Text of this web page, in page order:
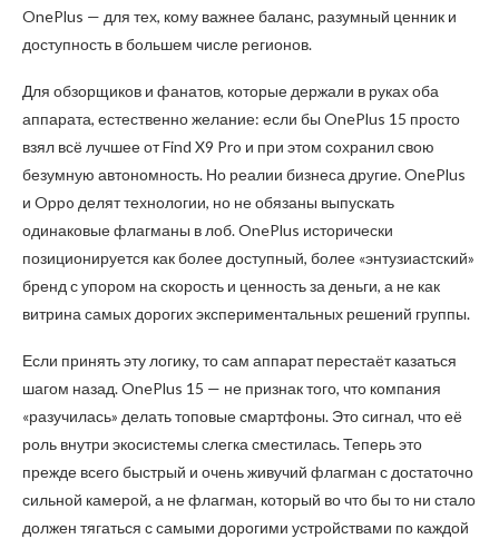
OnePlus — для тех, кому важнее баланс, разумный ценник и
доступность в большем числе регионов.
Для обзорщиков и фанатов, которые держали в руках оба
аппарата, естественно желание: если бы OnePlus 15 просто
взял всё лучшее от Find X9 Pro и при этом сохранил свою
безумную автономность. Но реалии бизнеса другие. OnePlus
и Oppo делят технологии, но не обязаны выпускать
одинаковые флагманы в лоб. OnePlus исторически
позиционируется как более доступный, более «энтузиастский»
бренд с упором на скорость и ценность за деньги, а не как
витрина самых дорогих экспериментальных решений группы.
Если принять эту логику, то сам аппарат перестаёт казаться
шагом назад. OnePlus 15 — не признак того, что компания
«разучилась» делать топовые смартфоны. Это сигнал, что её
роль внутри экосистемы слегка сместилась. Теперь это
прежде всего быстрый и очень живучий флагман с достаточно
сильной камерой, а не флагман, который во что бы то ни стало
должен тягаться с самыми дорогими устройствами по каждой